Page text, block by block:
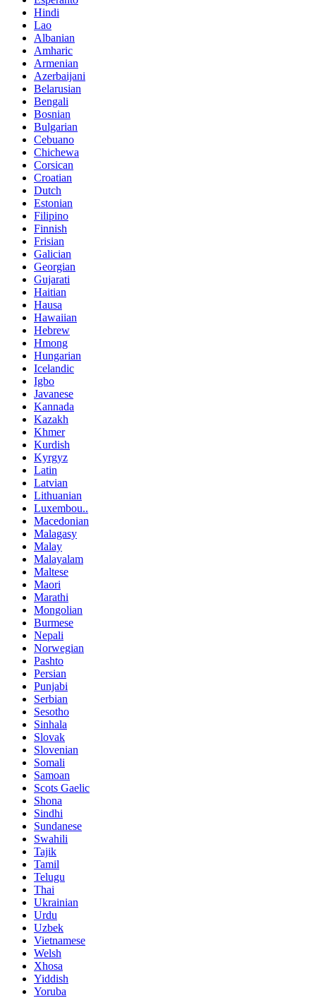
Hindi
Lao
Albanian
Amharic
Armenian
Azerbaijani
Belarusian
Bengali
Bosnian
Bulgarian
Cebuano
Chichewa
Corsican
Croatian
Dutch
Estonian
Filipino
Finnish
Frisian
Galician
Georgian
Gujarati
Haitian
Hausa
Hawaiian
Hebrew
Hmong
Hungarian
Icelandic
Igbo
Javanese
Kannada
Kazakh
Khmer
Kurdish
Kyrgyz
Latin
Latvian
Lithuanian
Luxembou..
Macedonian
Malagasy
Malay
Malayalam
Maltese
Maori
Marathi
Mongolian
Burmese
Nepali
Norwegian
Pashto
Persian
Punjabi
Serbian
Sesotho
Sinhala
Slovak
Slovenian
Somali
Samoan
Scots Gaelic
Shona
Sindhi
Sundanese
Swahili
Tajik
Tamil
Telugu
Thai
Ukrainian
Urdu
Uzbek
Vietnamese
Welsh
Xhosa
Yiddish
Yoruba